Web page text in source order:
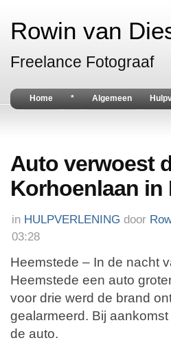
Rowin van
Freelance Fotograaf
Home * Algemeen
Auto verwoest
Korhoenlaan in
in HULPVERLENING door
03:28
Heemstede – In de nacht
Heemstede een auto
voor drie werd de brand
gealarmeerd. Bij
de auto.